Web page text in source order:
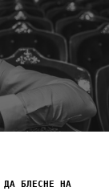
ДА БЛЕСНЕ НА